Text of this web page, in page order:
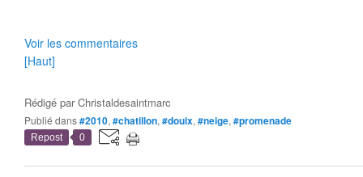
Voir les commentaires
[Haut]
Rédigé parChristaldesaintmarc
Publié dans#2010, #chatillon, #douix, #neige, #promenade
Repost 0